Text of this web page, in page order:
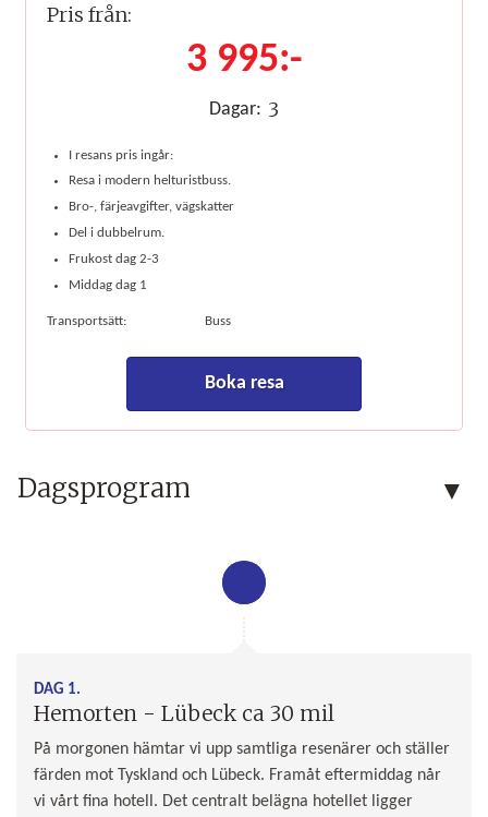
Pris från:
3 995:-
Dagar: 3
I resans pris ingår:
Resa i modern helturistbuss.
Bro-, färjeavgifter, vägskatter
Del i dubbelrum.
Frukost dag 2-3
Middag dag 1
Transportsätt: Buss
Boka resa
Dagsprogram
DAG 1.
Hemorten - Lübeck ca 30 mil
På morgonen hämtar vi upp samtliga resenärer och ställer
färden mot Tyskland och Lübeck. Framåt eftermiddag når
vi vårt fina hotell. Det centralt belägna hotellet ligger